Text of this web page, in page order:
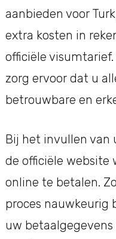
aanbieden voor
extra kosten in
officiële
zorg ervoor dat u
betrouwbare en
Bij het invullen van
de officiële website
online te betalen.
proces nauwkeurig
uw